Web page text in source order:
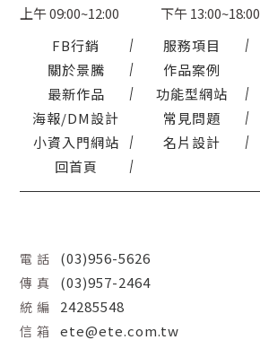
上午 09:00~12:00
下午 13:00~18:00
FB行銷
服務項目
關於景騰
作品案例
最新作品
功能型網站
海報/DM設計
常見問題
小資入門網站
名片設計
回首頁
電 話 (03)956-5626
傳 真 (03)957-2464
統 編 24285548
信 箱 ete@ete.com.tw